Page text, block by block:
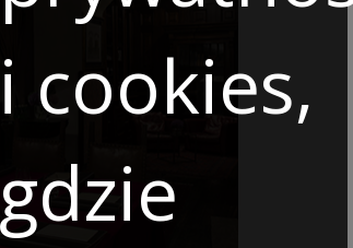
i cookies,
gdzie